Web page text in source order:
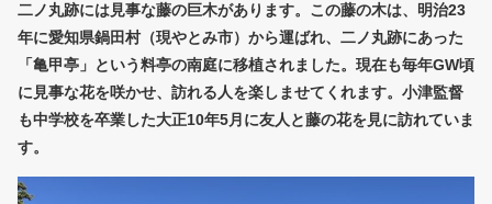
二ノ丸跡には見事な藤の巨木があります。この藤の木は、明治23
年に愛知県鍋田村（現やとみ市）から運ばれ、二ノ丸跡にあった
「亀甲亭」という料亭の南庭に移植されました。現在も毎年GW頃
に見事な花を咲かせ、訪れる人を楽しませてくれます。小津監督
も中学校を卒業した大正10年5月に友人と藤の花を見に訪れていま
す。